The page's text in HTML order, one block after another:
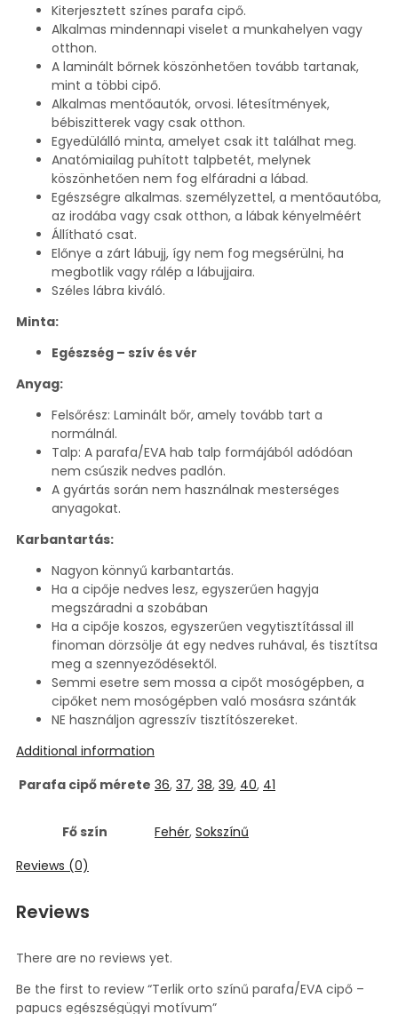
Kiterjesztett színes parafa cipő.
Alkalmas mindennapi viselet a munkahelyen vagy
otthon.
A laminált bőrnek köszönhetően tovább tartanak,
mint a többi cipő.
Alkalmas mentőautók, orvosi. létesítmények,
bébiszitterek vagy csak otthon.
Egyedülálló minta, amelyet csak itt találhat meg.
Anatómiailag puhított talpbetét, melynek
köszönhetően nem fog elfáradni a lábad.
Egészségre alkalmas. személyzettel, a mentőautóba,
az irodába vagy csak otthon, a lábak kényelméért
Állítható csat.
Előnye a zárt lábujj, így nem fog megsérülni, ha
megbotlik vagy rálép a lábujjaira.
Széles lábra kiváló.
Minta:
Egészség – szív és vér
Anyag:
Felsőrész: Laminált bőr, amely tovább tart a
normálnál.
Talp: A parafa/EVA hab talp formájából adódóan
nem csúszik nedves padlón.
A gyártás során nem használnak mesterséges
anyagokat.
Karbantartás:
Nagyon könnyű karbantartás.
Ha a cipője nedves lesz, egyszerűen hagyja
megszáradni a szobában
Ha a cipője koszos, egyszerűen vegytisztítással ill
finoman dörzsölje át egy nedves ruhával, és tisztítsa
meg a szennyeződésektől.
Semmi esetre sem mossa a cipőt mosógépben, a
cipőket nem mosógépben való mosásra szánták
NE használjon agresszív tisztítószereket.
Additional information
Parafa cipő mérete 36, 37, 38, 39, 40, 41
Fő szín Fehér, Sokszínű
Reviews (0)
Reviews
There are no reviews yet.
Be the first to review “Terlik orto színű parafa/EVA cipő –
papucs egészségügyi motívum”